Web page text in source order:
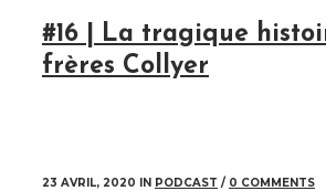
#16 | La tragique
frères Collyer
23 AVRIL, 2020 IN PODCAST / 0 COMMENTS